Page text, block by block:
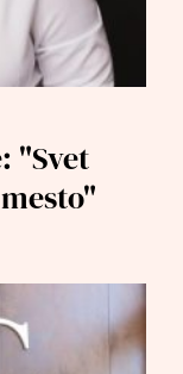
"Svet